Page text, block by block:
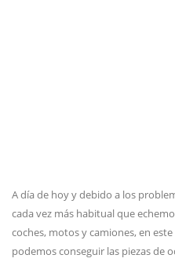
A día de hoy y debido a los
cada vez más habitual que
coches, motos y camiones, en
podemos conseguir las piezas de